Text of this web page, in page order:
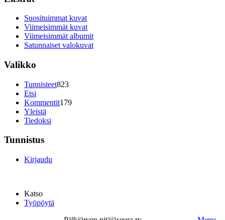
Suosituimmat kuvat
Viimeisimmät kuvat
Viimeisimmät albumit
Satunnaiset valokuvat
Valikko
Tunnisteet823
Etsi
Kommentit179
Yleistä
Tiedoksi
Tunnistus
Kirjaudu
Katso
Työpöytä